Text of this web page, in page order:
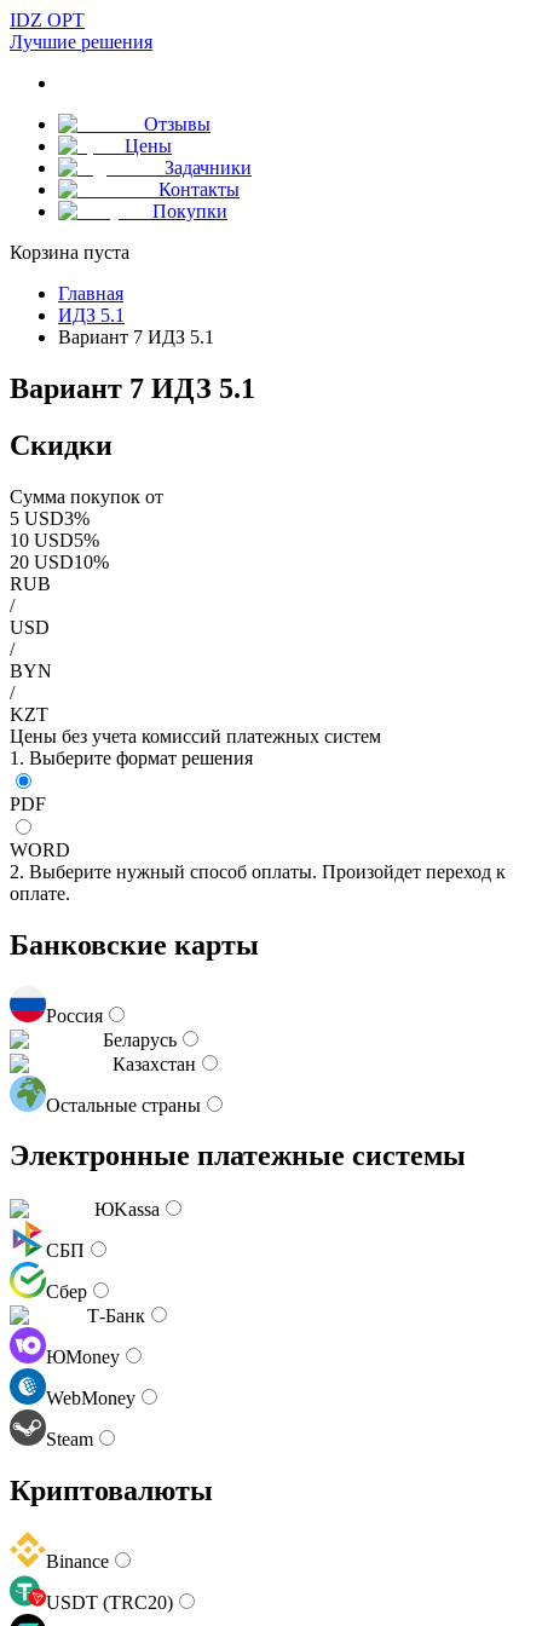
IDZ OPT
Лучшие решения
Отзывы
Цены
Задачники
Контакты
Покупки
Корзина пуста
Главная
ИДЗ 5.1
Вариант 7 ИДЗ 5.1
Вариант 7 ИДЗ 5.1
Скидки
Сумма покупок от
5 USD3%
10 USD5%
20 USD10%
RUB
/
USD
/
BYN
/
KZT
Цены без учета комиссий платежных систем
1. Выберите формат решения
PDF
WORD
2. Выберите нужный способ оплаты. Произойдет переход к
оплате.
Банковские карты
Россия
Беларусь
Казахстан
Остальные страны
Электронные платежные системы
ЮKassa
СБП
Сбер
Т-Банк
ЮMoney
WebMoney
Steam
Криптовалюты
Binance
USDT (TRC20)